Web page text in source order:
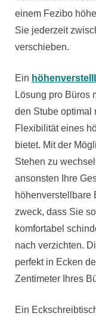
einem Fezibo
Sie jederzeit
verschieben.
Ein
Lösung pro Büros
den Stube optimal
Flexibilität eines
bietet. Mit der
Stehen zu
ansonsten Ihre
höhenverstellbare
zweck, dass Sie
komfortabel
nach verzichten.
perfekt in Ecken
Zentimeter Ihres
Ein